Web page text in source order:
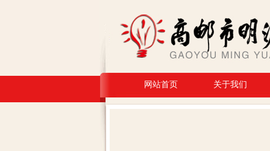
网站首页 关于我们